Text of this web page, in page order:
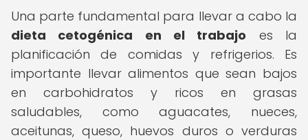
Una parte fundamental para llevar a cabo la
dieta cetogénica en el trabajo es la
planificación de comidas y refrigerios. Es
importante llevar alimentos que sean bajos
en carbohidratos y ricos en grasas
saludables, como aguacates, nueces,
aceitunas, queso, huevos duros o verduras